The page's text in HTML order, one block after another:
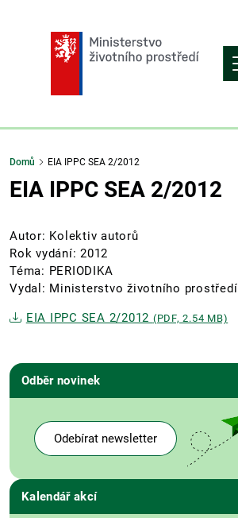
Domů EIA IPPC SEA 2/2012
EIA IPPC SEA 2/2012
Autor: Kolektiv autorů
Rok vydání: 2012
Téma: PERIODIKA
Vydal: Ministerstvo životního prostředí
EIA IPPC SEA 2/2012 (PDF, 2.54 MB)
Odběr novinek
Odebírat newsletter
Kalendář akcí